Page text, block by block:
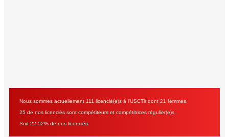
Nous sommes actuellement 111 licencié(e)s à l'USCTir dont 21 femmes.
25 de nos licenciés sont compétiteurs et compétitrices régulier(e)s.
Soit 22.52% de nos licenciés.